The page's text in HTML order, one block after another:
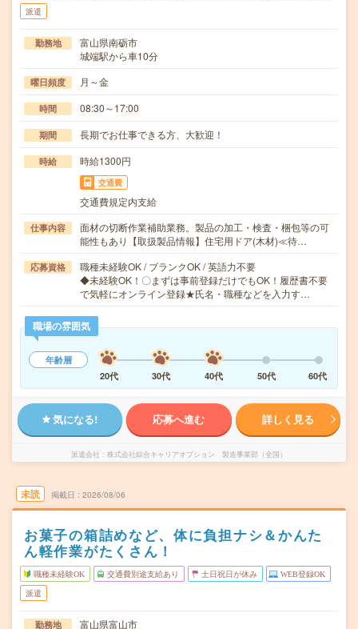
派遣
勤務地
富山県南砺市
城端駅から車10分
曜日頻度 月～金
時間 08:30～17:00
期間 長期でお仕事できる方、大歓迎！
時給 時給1300円
交通費
交通費規定内支給
仕事内容
面材の切断作業補助業務。製品の加工・検査・梱包等の可
能性もあり【取扱製品情報】住宅用ドア(木材)≪待…
応募資格
職種未経験OK / ブランクOK / 英語力不要
◆未経験OK！〇まずは事前登録だけでもOK！履歴書不要
で気軽にオンライン登録★氏名・職種などを入力す…
職場の雰囲気
年齢層
20代
30代 40代 50代 60代
気になる! 応募へ進む 詳しく見る
派遣会社 株式会社綜合キャリアオプション 製造事業部（全国）
未読 掲載日 2026/08/06
お菓子の箱詰めなど、体に負担ナシ＆かんた
ん軽作業がたくさん！
職種未経験OK 交通費別途支給あり 土日祝日が休み WEB登録OK
派遣
勤務地 富山県富山市